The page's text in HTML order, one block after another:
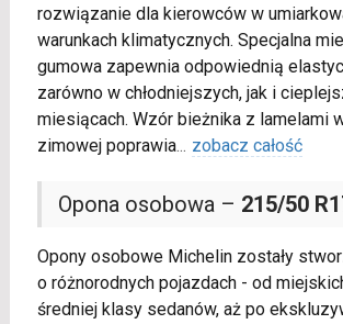
rozwiązanie dla kierowców w
warunkach klimatycznych. Specjalna
gumowa zapewnia odpowiednią
zarówno w chłodniejszych, jak i
miesiącach. Wzór bieżnika z lamelami
zimowej poprawia... zobacz całość
Opona osobowa – 215/50
Opony osobowe Michelin zostały
o różnorodnych pojazdach - od
średniej klasy sedanów, aż po